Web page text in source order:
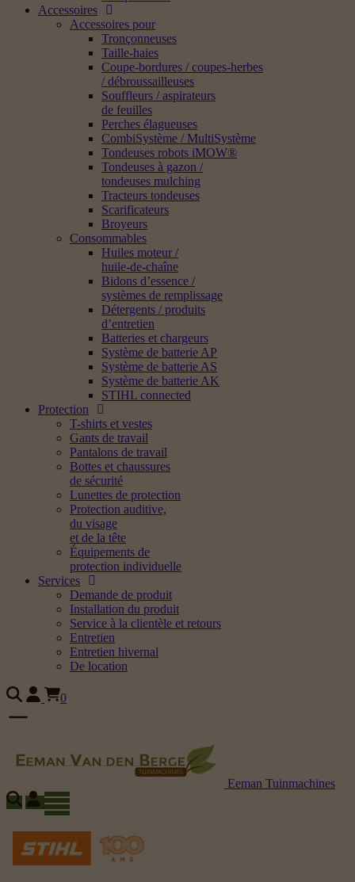
Accessoires
Accessoires pour
Tronçonneuses
Taille-haies
Coupe-bordures / coupes-herbes
/ débroussailleuses
Souffleurs / aspirateurs
de feuilles
Perches élagueuses
CombiSystème / MultiSystème
Tondeuses robots iMOW®
Tondeuses à gazon /
tondeuses mulching
Tracteurs tondeuses
Scarificateurs
Broyeurs
Consommables
Huiles moteur /
huile-de-chaîne
Bidons d’essence /
systèmes de remplissage
Détergents / produits
d’entretien
Batteries et chargeurs
Système de batterie AP
Système de batterie AS
Système de batterie AK
STIHL connected
Protection
T-shirts et vestes
Gants de travail
Pantalons de travail
Bottes et chaussures
de sécurité
Lunettes de protection
Protection auditive,
du visage
et de la tête
Équipements de
protection individuelle
Services
Demande de produit
Installation du produit
Service à la clientèle et retours
Entretien
Entretien hivernal
De location
0
Eeman Tuinmachines